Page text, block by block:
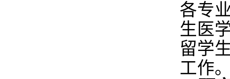
各专
生医
留学
工作